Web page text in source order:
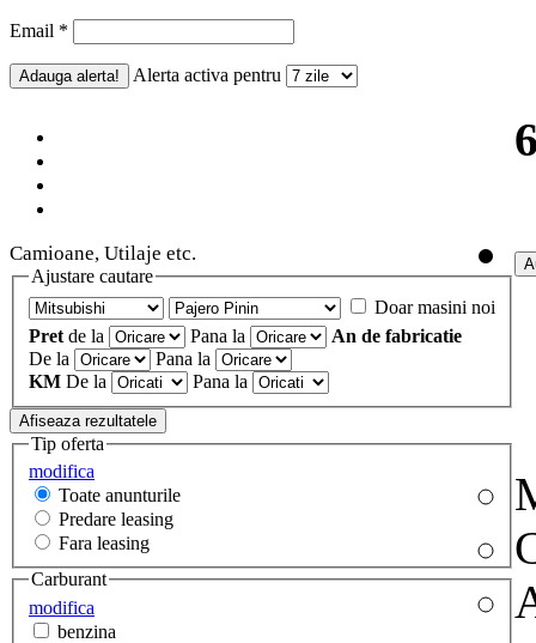
Email *
Alerta activa pentru
Camioane, Utilaje etc.
Ajustare cautare
Doar masini noi
Pret de la Pana la
An de fabricatie
De la
Pana la
KM De la Pana la
modifica
Tip oferta
Toate anunturile
Predare leasing
Fara leasing
modifica
Carburant
benzina